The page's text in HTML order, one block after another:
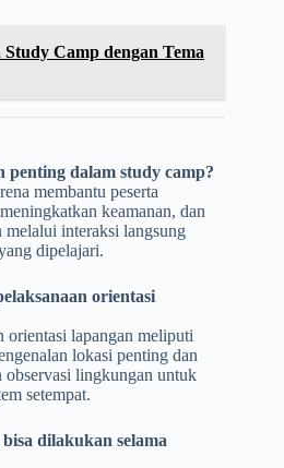
Camp dengan Tema
penting dalam study camp?
membantu peserta
keamanan, dan
melalui interaksi langsung
dipelajari.
orientasi
orientasi lapangan meliputi
lokasi penting dan
observasi lingkungan untuk
setempat.
dilakukan selama